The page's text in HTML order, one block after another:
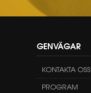
GENVÄGAR
KONTAKTA OSS
PROGRAM